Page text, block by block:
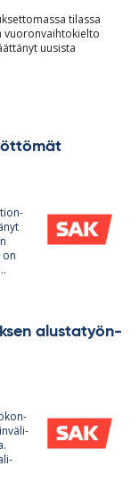
tilassa
vuoronvaihtokielto
uusista
on
alus­ta­työn­